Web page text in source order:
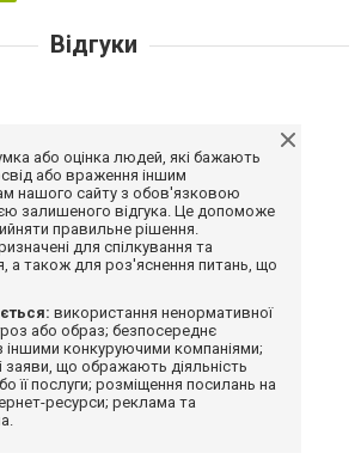
Відгуки
або оцінка людей, які бажають
або враження іншим
нашого сайту з обов'язковою
залишеного відгука. Це допоможе
правильне рішення.
для спілкування та
а також для роз'яснення питань, що
використання ненормативної
або образ; безпосереднє
іншими конкуруючими компаніями;
заяви, що ображають діяльність
її послуги; розміщення посилань на
ресурси; реклама та